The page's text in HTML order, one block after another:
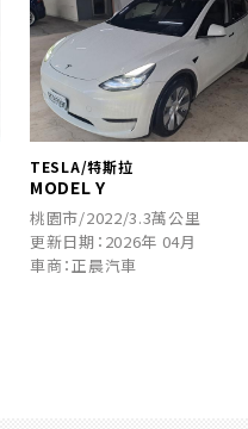
TESLA/特斯拉
MODEL Y
桃園市/2022/3.3萬公里
更新日期：2026年 04月
車商：正晨汽車